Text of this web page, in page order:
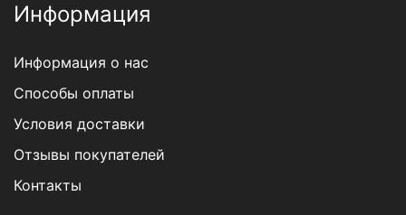
Информация
Информация о нас
Способы оплаты
Условия доставки
Отзывы покупателей
Контакты